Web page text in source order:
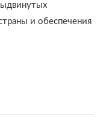
и обеспечения